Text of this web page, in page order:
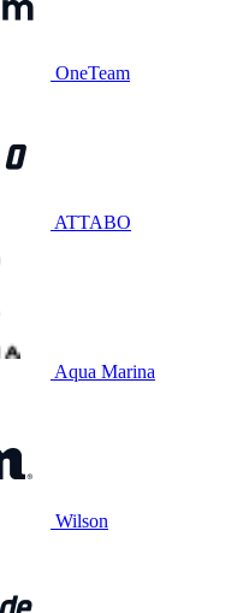
OneTeam
ATTABO
Aqua Marina
Wilson